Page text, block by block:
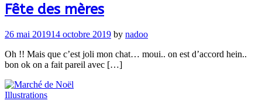
Fête des mères
26 mai 201914 octobre 2019 by nadoo
Oh !! Mais que c’est joli mon chat… moui.. on est d’accord hein..
bon ok on a fait pareil avec […]
Illustrations